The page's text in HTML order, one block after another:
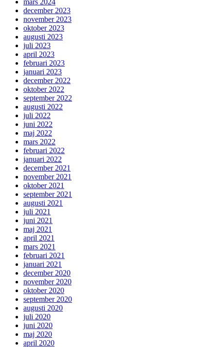
december 2023
november 2023
oktober 2023
augusti 2023
juli 2023
april 2023
februari 2023
januari 2023
december 2022
oktober 2022
september 2022
augusti 2022
juli 2022
juni 2022
maj 2022
mars 2022
februari 2022
januari 2022
december 2021
november 2021
oktober 2021
september 2021
augusti 2021
juli 2021
juni 2021
maj 2021
april 2021
mars 2021
februari 2021
januari 2021
december 2020
november 2020
oktober 2020
september 2020
augusti 2020
juli 2020
juni 2020
maj 2020
april 2020